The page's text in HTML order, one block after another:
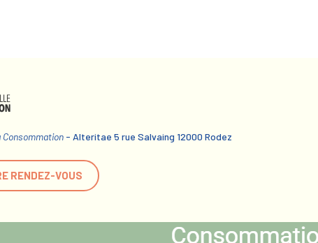
Consommation - Alteritae 5 rue Salvaing 12000 Rodez
RENDEZ-VOUS